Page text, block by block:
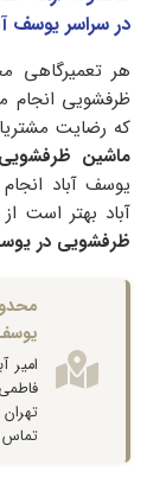
در سراسر یوسف
هر تعمیرگاهی
ظرفشویی انجام
که رضایت
ماشین
یوسف آباد
آباد بهتر است
ظرفشویی در
امیر
تماس